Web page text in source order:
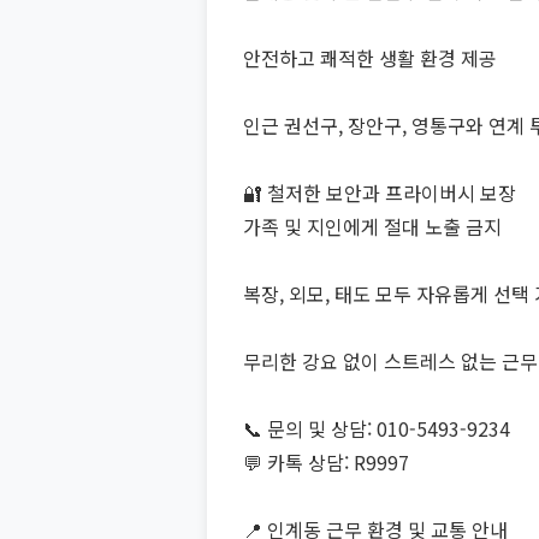
안전하고 쾌적한 생활 환경 제공
인근 권선구, 장안구, 영통구와 연계
🔐 철저한 보안과 프라이버시 보장
가족 및 지인에게 절대 노출 금지
복장, 외모, 태도 모두 자유롭게 선택
무리한 강요 없이 스트레스 없는 근
📞 문의 및 상담: 010-5493-9234
💬 카톡 상담: R9997
📍 인계동 근무 환경 및 교통 안내